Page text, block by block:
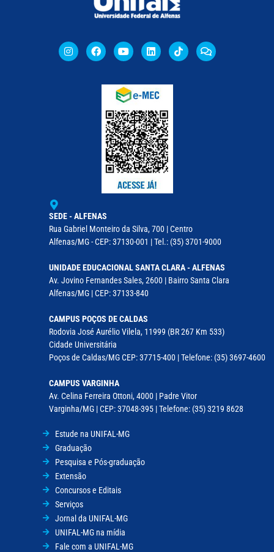
SEDE - ALFENAS
Rua Gabriel Monteiro da Silva, 700 | Centro
Alfenas/MG - CEP: 37130-001 | Tel.: (35) 3701-9000
UNIDADE EDUCACIONAL SANTA CLARA - ALFENAS
Av. Jovino Fernandes Sales, 2600 | Bairro Santa Clara
Alfenas/MG | CEP: 37133-840
CAMPUS POÇOS DE CALDAS
Rodovia José Aurélio Vilela, 11999 (BR 267 Km 533)
Cidade Universitária
Poços de Caldas/MG CEP: 37715-400 | Telefone: (35) 3697-4600
CAMPUS VARGINHA
Av. Celina Ferreira Ottoni, 4000 | Padre Vitor
Varginha/MG | CEP: 37048-395 | Telefone: (35) 3219 8628
Estude na UNIFAL-MG
Graduação
Pesquisa e Pós-graduação
Extensão
Concursos e Editais
Serviços
Jornal da UNIFAL-MG
UNIFAL-MG na mídia
Fale com a UNIFAL-MG